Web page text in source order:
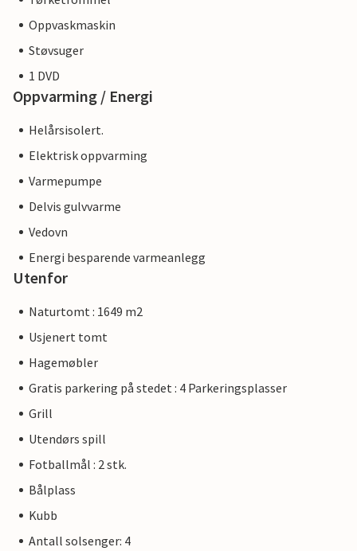
Oppvaskmaskin
Støvsuger
1 DVD
Oppvarming / Energi
Helårsisolert.
Elektrisk oppvarming
Varmepumpe
Delvis gulvvarme
Vedovn
Energi besparende varmeanlegg
Utenfor
Naturtomt : 1649 m2
Usjenert tomt
Hagemøbler
Gratis parkering på stedet : 4 Parkeringsplasser
Grill
Utendørs spill
Fotballmål : 2 stk.
Bålplass
Kubb
Antall solsenger: 4